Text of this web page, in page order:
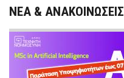
ΝΕΑ & ΑΝΑΚΟΙΝΩΣΕΙΣ